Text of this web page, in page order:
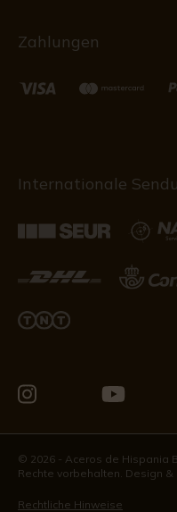
Zahlungen
Internationale
Sie
uns
auf
Instagram
Sie
uns
auf
Youtube
© 2026 - Aceros de Hispania
Rechte vorbehalten. Design &
Rechtliche Hinweise